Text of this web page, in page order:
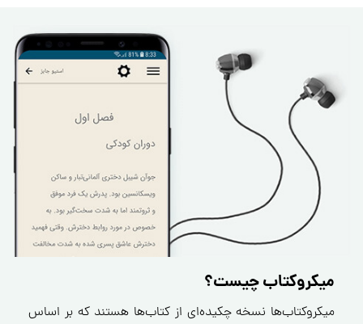
میکروکتاب چیست؟
میکروکتاب‌ها نسخه چکیده‌ای از کتاب‌ها هستند که بر اساس